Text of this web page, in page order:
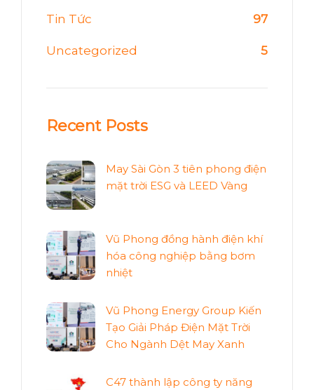
Tin Tức 97
Uncategorized 5
Recent Posts
May Sài Gòn 3 tiên phong điện
mặt trời ESG và LEED Vàng
Vũ Phong đồng hành điện khí
hóa công nghiệp bằng bơm
nhiệt
Vũ Phong Energy Group Kiến
Tạo Giải Pháp Điện Mặt Trời
Cho Ngành Dệt May Xanh
C47 thành lập công ty năng